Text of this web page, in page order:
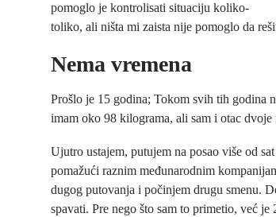
pomoglo je kontrolisati situaciju koliko-
toliko, ali ništa mi zaista nije pomoglo da
Nema vremena
Prošlo je 15 godina; Tokom svih tih godina
imam oko 98 kilograma, ali sam i otac dvoje
Ujutro ustajem, putujem na posao više od
pomažući raznim međunarodnim
dugog putovanja i počinjem drugu smenu.
spavati. Pre nego što sam to primetio, već